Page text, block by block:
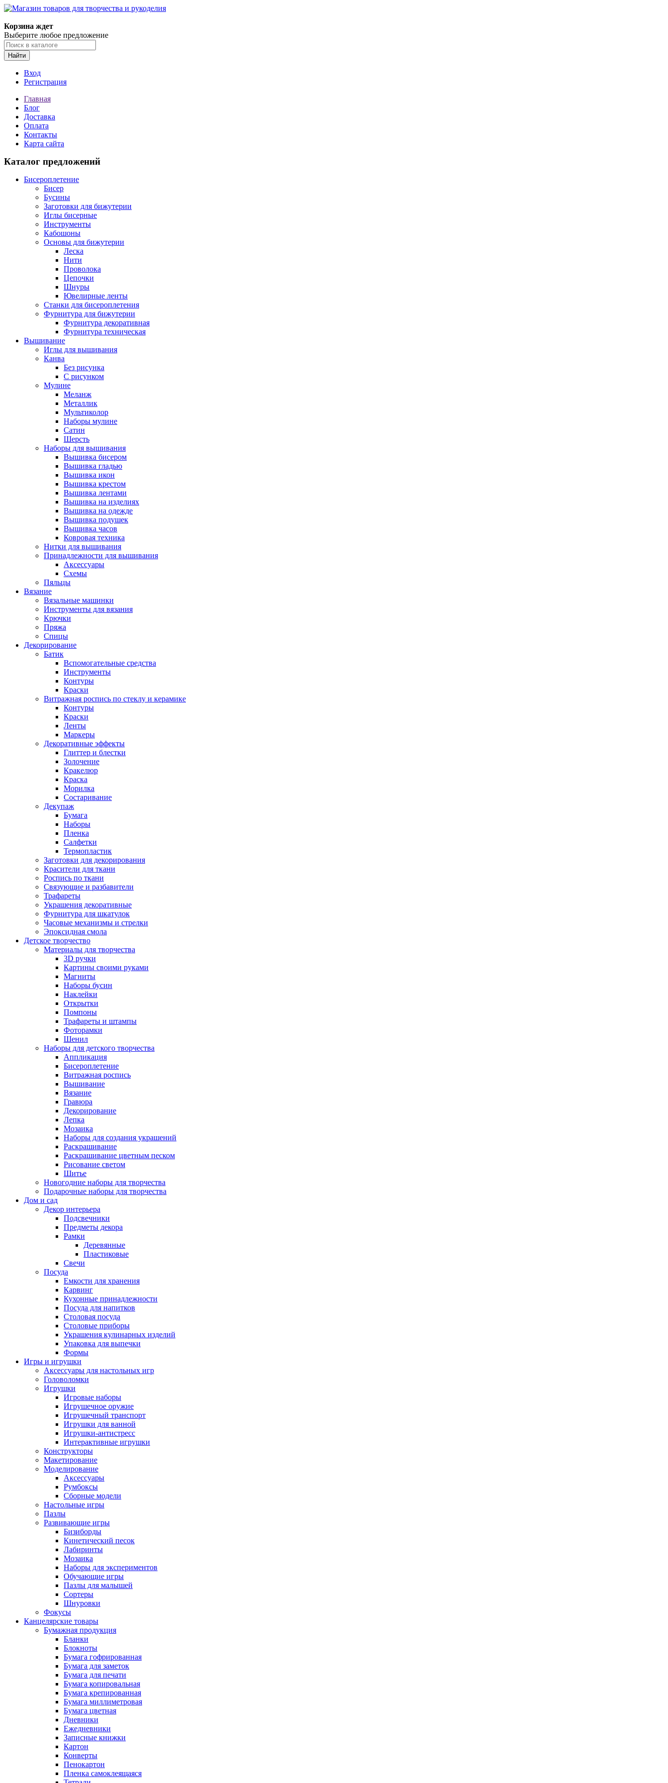
Корзина ждет
Выберите любое предложение
Найти
Вход
Регистрация
Главная
Блог
Доставка
Оплата
Контакты
Карта сайта
Каталог предложений
Бисероплетение
Бисер
Бусины
Заготовки для бижутерии
Иглы бисерные
Инструменты
Кабошоны
Основы для бижутерии
Леска
Нити
Проволока
Цепочки
Шнуры
Ювелирные ленты
Станки для бисероплетения
Фурнитура для бижутерии
Фурнитура декоративная
Фурнитура техническая
Вышивание
Иглы для вышивания
Канва
Без рисунка
С рисунком
Мулине
Меланж
Металлик
Мультиколор
Наборы мулине
Сатин
Шерсть
Наборы для вышивания
Вышивка бисером
Вышивка гладью
Вышивка икон
Вышивка крестом
Вышивка лентами
Вышивка на изделиях
Вышивка на одежде
Вышивка подушек
Вышивка часов
Ковровая техника
Нитки для вышивания
Принадлежности для вышивания
Аксессуары
Схемы
Пяльцы
Вязание
Вязальные машинки
Инструменты для вязания
Крючки
Пряжа
Спицы
Декорирование
Батик
Вспомогательные средства
Инструменты
Контуры
Краски
Витражная роспись по стеклу и керамике
Контуры
Краски
Ленты
Маркеры
Декоративные эффекты
Глиттер и блестки
Золочение
Кракелюр
Краска
Морилка
Состаривание
Декупаж
Бумага
Наборы
Пленка
Салфетки
Термопластик
Заготовки для декорирования
Красители для ткани
Роспись по ткани
Связующие и разбавители
Трафареты
Украшения декоративные
Фурнитура для шкатулок
Часовые механизмы и стрелки
Эпоксидная смола
Детское творчество
Материалы для творчества
3D ручки
Картины своими руками
Магниты
Наборы бусин
Наклейки
Открытки
Помпоны
Трафареты и штампы
Фоторамки
Шенил
Наборы для детского творчества
Аппликация
Бисероплетение
Витражная роспись
Вышивание
Вязание
Гравюра
Декорирование
Лепка
Мозаика
Наборы для создания украшений
Раскрашивание
Раскрашивание цветным песком
Рисование светом
Шитье
Новогодние наборы для творчества
Подарочные наборы для творчества
Дом и сад
Декор интерьера
Подсвечники
Предметы декора
Рамки
Деревянные
Пластиковые
Свечи
Посуда
Емкости для хранения
Карвинг
Кухонные принадлежности
Посуда для напитков
Столовая посуда
Столовые приборы
Украшения кулинарных изделий
Упаковка для выпечки
Формы
Игры и игрушки
Аксессуары для настольных игр
Головоломки
Игрушки
Игровые наборы
Игрушечное оружие
Игрушечный транспорт
Игрушки для ванной
Игрушки-антистресс
Интерактивные игрушки
Конструкторы
Макетирование
Моделирование
Аксессуары
Румбоксы
Сборные модели
Настольные игры
Пазлы
Развивающие игры
Бизиборды
Кинетический песок
Лабиринты
Мозаика
Наборы для экспериментов
Обучающие игры
Пазлы для малышей
Сортеры
Шнуровки
Фокусы
Канцелярские товары
Бумажная продукция
Бланки
Блокноты
Бумага гофрированная
Бумага для заметок
Бумага для печати
Бумага копировальная
Бумага крепированная
Бумага миллиметровая
Бумага цветная
Дневники
Ежедневники
Записные книжки
Картон
Конверты
Пенокартон
Пленка самоклеящаяся